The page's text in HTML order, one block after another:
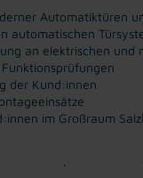
Automatiktüren
automatischen
an elektrischen und
der Kund:innen
im Großraum